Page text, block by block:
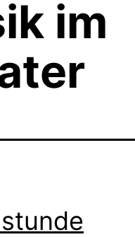
im